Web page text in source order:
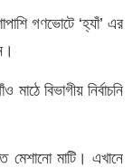
গণভোটে ‘হ্যাঁ’ এর
বিভাগীয় নির্বাচনি
মাটি। এখানে